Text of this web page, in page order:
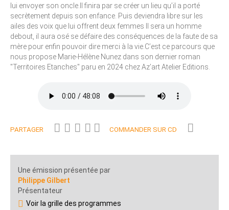
lui envoyer son oncle.Il finira par se créer un lieu qu’il a porté
secrètement depuis son enfance. Puis deviendra libre sur les
ailes des voix que lui offrent deux femmes Il sera un homme
debout, il aura osé se défaire des conséquences de la faute de sa
mère pour enfin pouvoir dire merci à la vie.C’est ce parcours que
nous propose Marie-Hélène Nunez dans son dernier roman
"Territoires Etanches" paru en 2024 chez Az’art Atelier Editions.
PARTAGER COMMANDER SUR CD
Une émission présentée par
Philippe Gilbert
Présentateur
Voir la grille des programmes